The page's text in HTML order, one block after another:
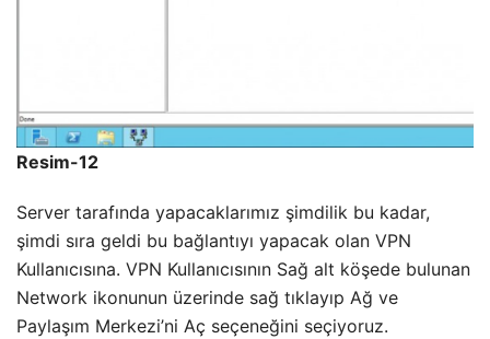
Resim-12
Server tarafında yapacaklarımız şimdilik bu kadar,
şimdi sıra geldi bu bağlantıyı yapacak olan VPN
Kullanıcısına. VPN Kullanıcısının Sağ alt köşede bulunan
Network ikonunun üzerinde sağ tıklayıp Ağ ve
Paylaşım Merkezi’ni Aç seçeneğini seçiyoruz.